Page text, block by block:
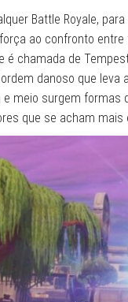
Battle Royale,
ao confronto
é chamada de
danoso que
e meio surgem formas
que se acham